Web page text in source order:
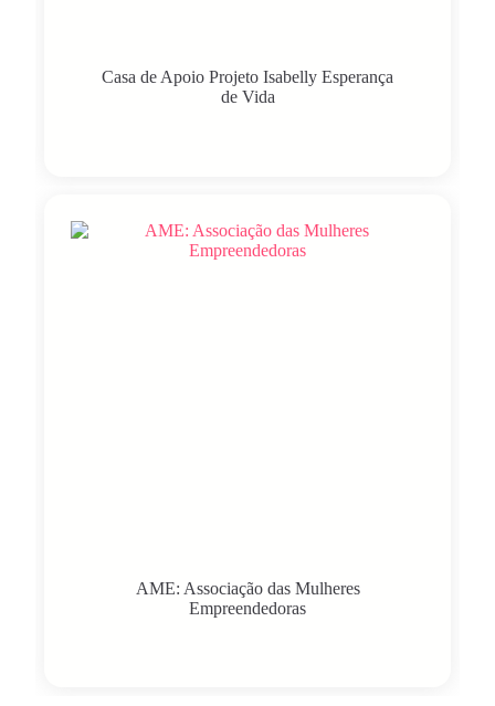
Casa de Apoio Projeto Isabelly Esperança
de Vida
AME: Associação das Mulheres
Empreendedoras